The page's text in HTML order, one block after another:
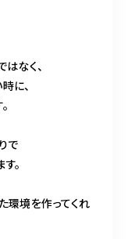
なく、
に、
で
。
環境を作ってくれ